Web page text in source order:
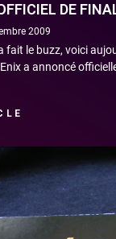
DE
2009
fait le buzz, voici
a annoncé